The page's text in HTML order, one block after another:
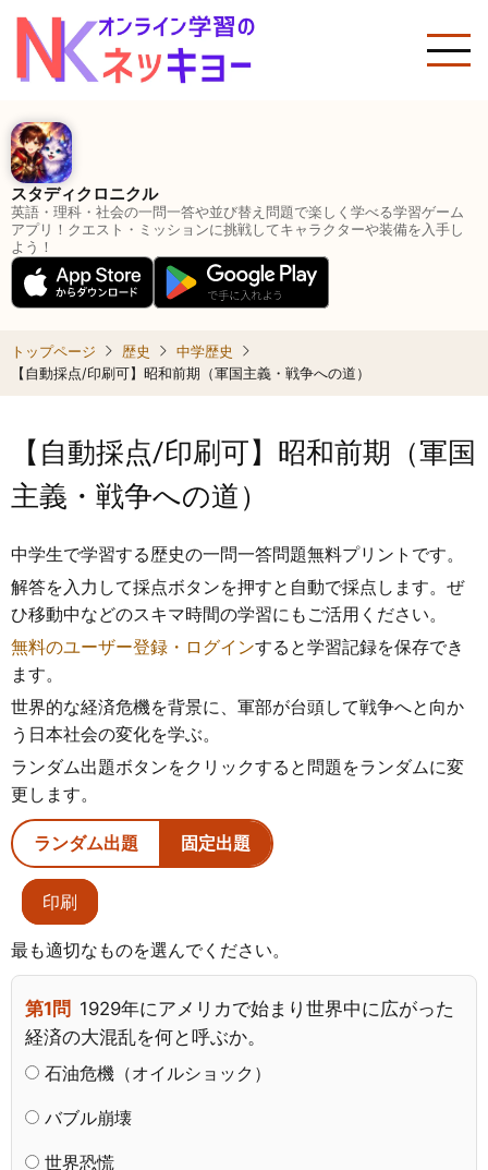
メ
ン
テ
ン
ツ
に
移
スタディクロニクル
英語・理科・社会の一問一答や並び替え問題で楽しく学べる学習ゲーム
アプリ！クエスト・ミッションに挑戦してキャラクターや装備を入手し
よう！
トップページ 歴史
中学歴史
【自動採点/印刷可】昭和前期（軍国主義・戦争への道）
【自動採点/印刷可】昭和前期（軍国
主義・戦争への道）
中学生で学習する歴史の一問一答問題無料プリントです。
解答を入力して採点ボタンを押すと自動で採点します。ぜ
ひ移動中などのスキマ時間の学習にもご活用ください。
無料のユーザー登録・ログインすると学習記録を保存でき
ます。
世界的な経済危機を背景に、軍部が台頭して戦争へと向か
う日本社会の変化を学ぶ。
ランダム出題ボタンをクリックすると問題をランダムに変
更します。
ランダム出題 固定出題
印刷
最も適切なものを選んでください。
第1問 1929年にアメリカで始まり世界中に広がった
経済の大混乱を何と呼ぶか。
石油危機（オイルショック）
バブル崩壊
世界恐慌